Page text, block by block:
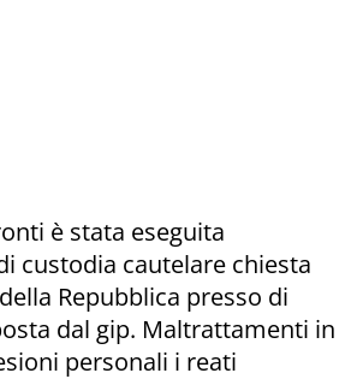
è stata eseguita
custodia cautelare chiesta
Repubblica presso di
dal gip. Maltrattamenti in
personali i reati